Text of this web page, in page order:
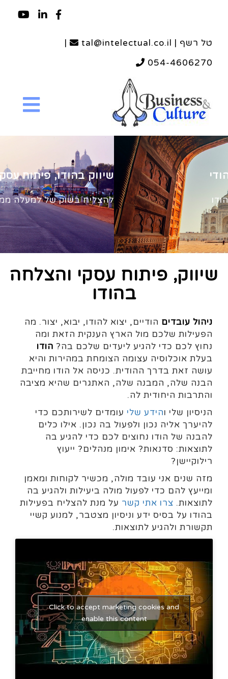
טל רשף | tal@intelectual.co.il
|
054-4606270
לחדור בהצלחה לשוק ההודי
לעשות זאת בהודו בדרך של הודו
שיווק, פיתוח עסקי והצלחה
בהודו
ניהול עובדים הודיים, יצוא להודו, יבוא, יצור. מה
הפעילות שלכם מול הארץ הענקית הזאת ומה
נחוץ לכם כדי להגיע ליעדים שלכם בה? הודו
בעלת אוכלוסיה עצומה הצומחת במהירות והיא
עושה זאת בדרך ההודית. כניסה אל הודו מחייבת
הבנה שלה, המבנה שלה, האתגרים שהיא מציבה
והתרבות היחודית לה.
הניסיון שלי והידע שלי עומדים לשירותכם כדי
להיערך אליה נכון ולפעול בה נכון. אילו כלים
להבנה של הודו נחוצים לכם כדי להגיע בה
לתוצאות: סדנאות? אימון מנהלים? ייעוץ
רילוקיישן?
מזה שנים אני עובד מולה, מכשיר לקוחות ומאמן
ומייעץ להם כדי לפעול מולה ביעילות ולהגיע בה
לתוצאות. צרו אתי קשר על מנת להצליח בפעילות
בהודו על בסיס ידע וניסיון מצטבר, למנוע קשיי
תקשורת ולהגיע לתוצאות.
Click to accept marketing cookies and
enable this content